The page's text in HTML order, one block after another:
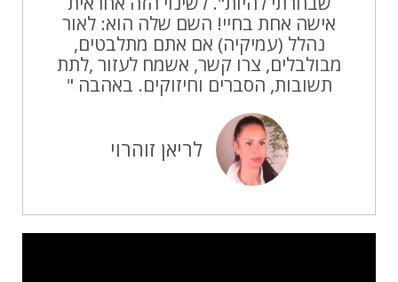
אישה אחת בחיי! השם שלה הוא: לאור
נהלל (עמיקיה) אם אתם מתלבטים,
מבולבלים, צרו קשר, אשמח לעזור ,לתת
תשובות, הסברים וחיזוקים. באהבה "
לריאן זוהרוי